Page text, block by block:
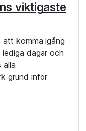
viktigaste
att komma igång
lediga dagar och
alla
grund inför